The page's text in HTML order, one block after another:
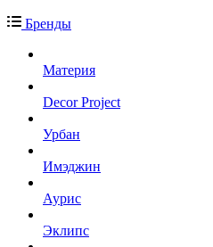
Бренды
Материя
Decor Project
Урбан
Имэджин
Аурис
Эклипс